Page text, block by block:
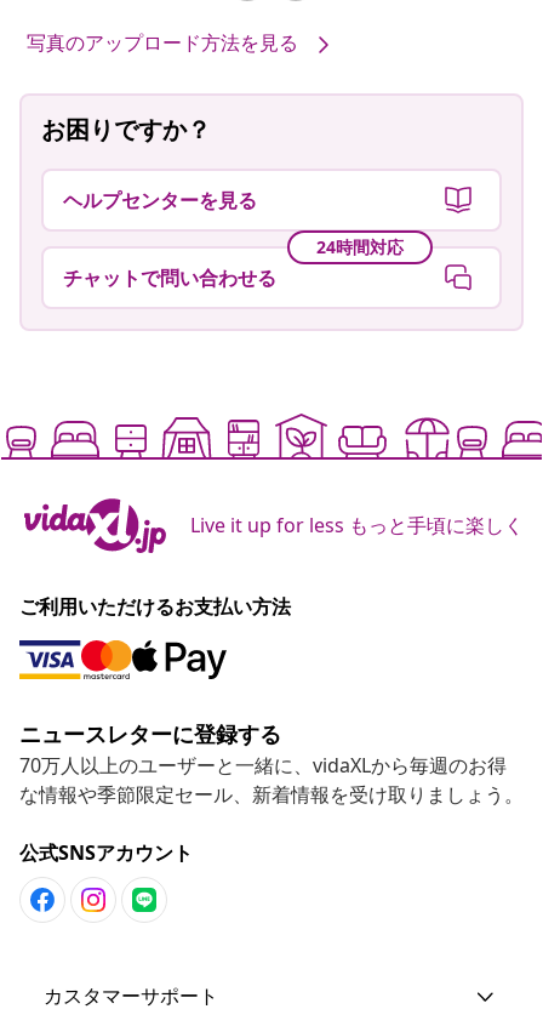
写真のアップロード方法を見る
お困りですか？
ヘルプセンターを見る
24時間対応
チャットで問い合わせる
Live it up for less もっと手頃に楽しく
ご利用いただけるお支払い方法
ニュースレターに登録する
70万人以上のユーザーと一緒に、vidaXLから毎週のお得
な情報や季節限定セール、新着情報を受け取りましょう。
公式SNSアカウント
カスタマーサポート